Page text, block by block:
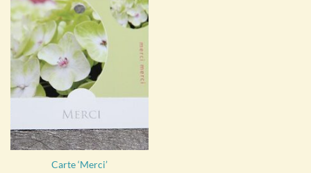
Ajouter
à la
wishlist
Carte ‘Merci’